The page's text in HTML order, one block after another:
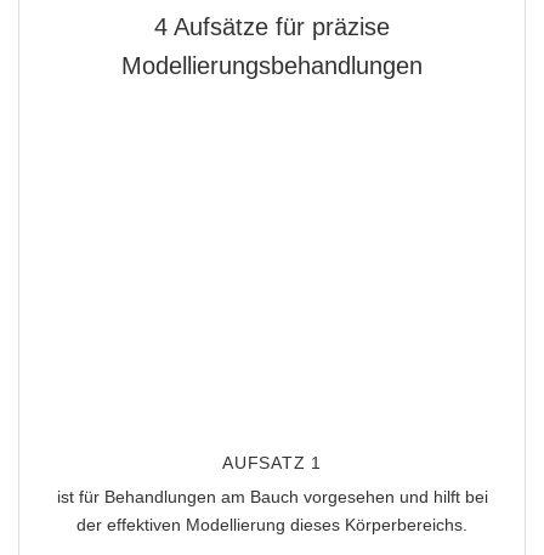
4 Aufsätze für präzise
Modellierungsbehandlungen
AUFSATZ 1
ist für Behandlungen am Bauch vorgesehen und hilft bei
der effektiven Modellierung dieses Körperbereichs.